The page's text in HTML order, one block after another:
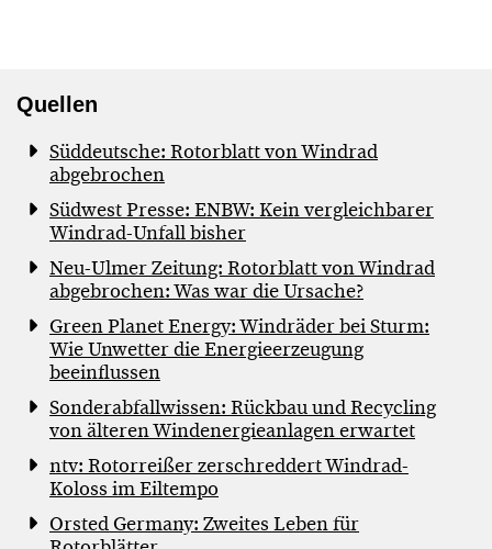
Quellen
Süddeutsche: Rotorblatt von Windrad
abgebrochen
Südwest Presse: ENBW: Kein vergleichbarer
Windrad-Unfall bisher
Neu-Ulmer Zeitung: Rotorblatt von Windrad
abgebrochen: Was war die Ursache?
Green Planet Energy: Windräder bei Sturm:
Wie Unwetter die Energieerzeugung
beeinflussen
Sonderabfallwissen: Rückbau und Recycling
von älteren Windenergieanlagen erwartet
ntv: Rotorreißer zerschreddert Windrad-
Koloss im Eiltempo
Orsted Germany: Zweites Leben für